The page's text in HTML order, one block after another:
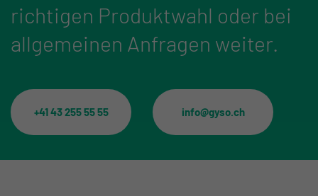
richtigen Produktwahl oder bei
allgemeinen Anfragen weiter.
+41 43 255 55 55 info@gyso.ch